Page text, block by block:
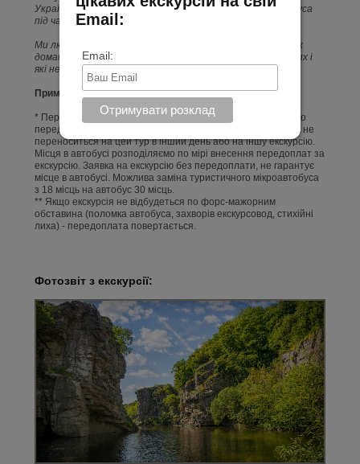
України ст. 178 КУпАП, можуть бути висаджені з автобуса
під час поїздки.
Ми любимо тварин, але на жаль, не можемо взяти Ваших
домашніх улюбленців на екскурсію, навіть дуже маленьких і
які не кусаються.
Примітка:
* Передоплату можна повернути не пізніше, ніж за 3 дні до
передбачуваної дати відвідування екскурсії. Передоплата не
переноситься на цей тур в інший день або на іншу екскурсію.
Місця в автобусі розподіляємо по мірі внесення передоплат за
екскурсію. Заявка на екскурсію без передоплати, не гарантує
місце в автобусі. Можлива заміна туристичного мікроавтобуса
з 18 місць на автобус 30 місць.
** Якщо екскурсія не відбудеться по форс-мажорним
обставина (поломка автобуса, захворів екскурсовод, стихійні
лиха) - передоплата повертається.
Фотозвіт з екскурсії:
Email:
Email: